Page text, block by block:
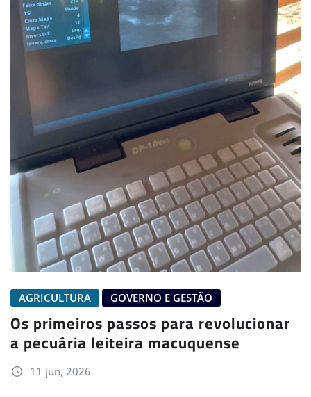
AGRICULTURA GOVERNO E GESTÃO
Os primeiros passos para revolucionar
a pecuária leiteira macuquense
11 jun, 2026